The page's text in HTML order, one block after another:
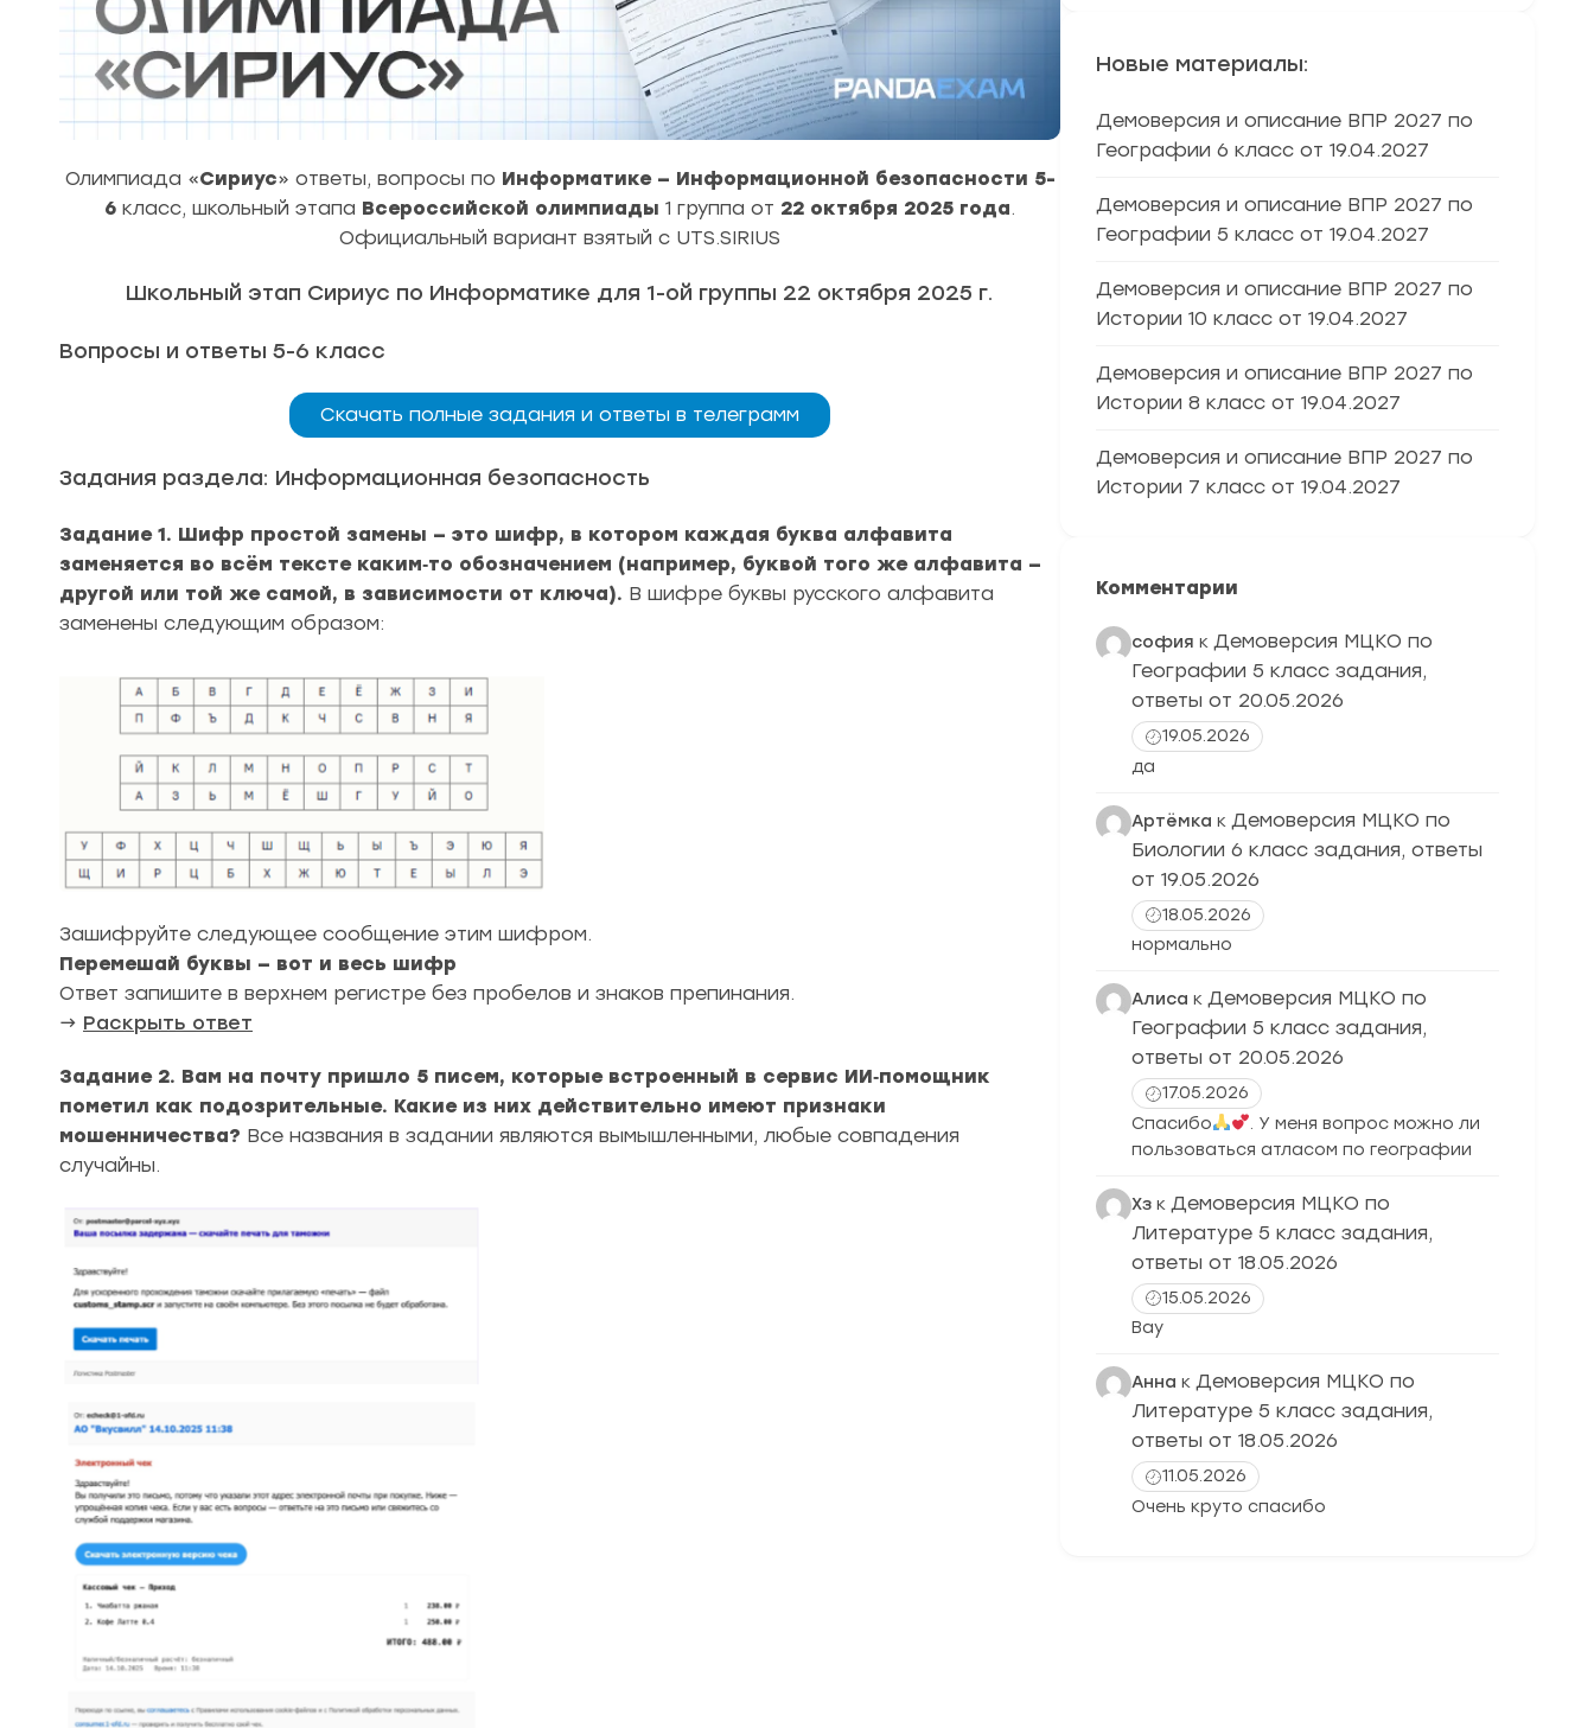
Олимпиада «Сириус» ответы, вопросы по Информатике — Информационной безопасности 5-
6 класс, школьный этапа Всероссийской олимпиады 1 группа от 22 октября 2025 года.
Официальный вариант взятый с UTS.SIRIUS
Школьный этап Сириус по Информатике для 1-ой группы 22 октября 2025 г.
Вопросы и ответы 5-6 класс
Скачать полные задания и ответы в телеграмм
Задания раздела: Информационная безопасность
Задание 1. Шифр простой замены — это шифр, в котором каждая буква алфавита
заменяется во всём тексте каким‑то обозначением (например, буквой того же алфавита —
другой или той же самой, в зависимости от ключа). В шифре буквы русского алфавита
заменены следующим образом:
Зашифруйте следующее сообщение этим шифром.
Перемешай буквы — вот и весь шифр
Ответ запишите в верхнем регистре без пробелов и знаков препинания.
→ Раскрыть ответ
Задание 2. Вам на почту пришло 5 писем, которые встроенный в сервис ИИ‑помощник
пометил как подозрительные. Какие из них действительно имеют признаки
мошенничества? Все названия в задании являются вымышленными, любые совпадения
случайны.
Новые материалы:
Демоверсия и описание ВПР 2027 по
Географии 6 класс от 19.04.2027
Демоверсия и описание ВПР 2027 по
Географии 5 класс от 19.04.2027
Демоверсия и описание ВПР 2027 по
Истории 10 класс от 19.04.2027
Демоверсия и описание ВПР 2027 по
Истории 8 класс от 19.04.2027
Демоверсия и описание ВПР 2027 по
Истории 7 класс от 19.04.2027
Комментарии
софия к Демоверсия МЦКО по
Географии 5 класс задания,
ответы от 20.05.2026
19.05.2026
да
Артёмка к Демоверсия МЦКО по
Биологии 6 класс задания, ответы
от 19.05.2026
18.05.2026
нормально
Алиса к Демоверсия МЦКО по
Географии 5 класс задания,
ответы от 20.05.2026
17.05.2026
Спасибо
. У меня вопрос можно ли
пользоваться атласом по географии
Хз к Демоверсия МЦКО по
Литературе 5 класс задания,
ответы от 18.05.2026
15.05.2026
Вау
Анна к Демоверсия МЦКО по
Литературе 5 класс задания,
ответы от 18.05.2026
11.05.2026
Очень круто спасибо